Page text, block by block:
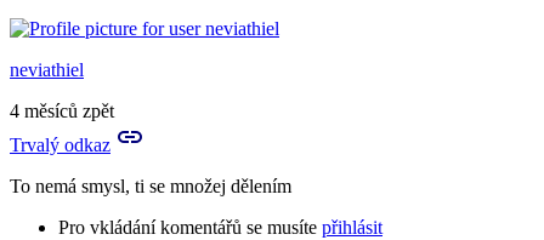
neviathiel
4 měsíců zpět
Trvalý odkaz
To nemá smysl, ti se množej dělením
Pro vkládání komentářů se musíte přihlásit